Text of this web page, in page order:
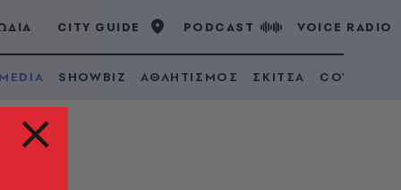
CITY GUIDE PODCAST VOICE RADIO
SHOWBIZ ΑΘΛΗΤΙΣΜΟΣ ΣΚΙΤΣΑ COVID 19